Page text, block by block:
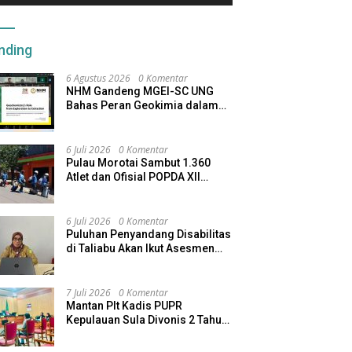
6 Agustus 2026 0 Komentar
NHM Gandeng MGEI-SC UNG
Bahas Peran Geokimia dalam
6 Juli 2026 0 Komentar
Pulau Morotai Sambut 1.360
Atlet dan Ofisial POPDA XII
6 Juli 2026 0 Komentar
Puluhan Penyandang Disabilitas
di Taliabu Akan Ikut Asesmen
7 Juli 2026 0 Komentar
Mantan Plt Kadis PUPR
Kepulauan Sula Divonis 2 Tahun